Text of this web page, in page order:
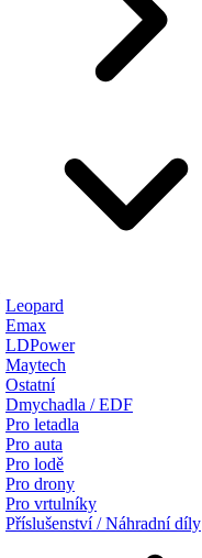
Leopard
Emax
LDPower
Maytech
Ostatní
Dmychadla / EDF
Pro letadla
Pro auta
Pro lodě
Pro drony
Pro vrtulníky
Příslušenství / Náhradní díly